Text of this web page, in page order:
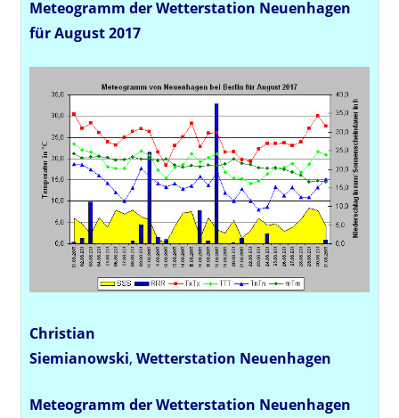
Meteogramm der Wetterstation Neuenhagen
für August 2017
Christian
Siemianowski,Wetterstation Neuenhagen
Meteogramm der Wetterstation Neuenhagen